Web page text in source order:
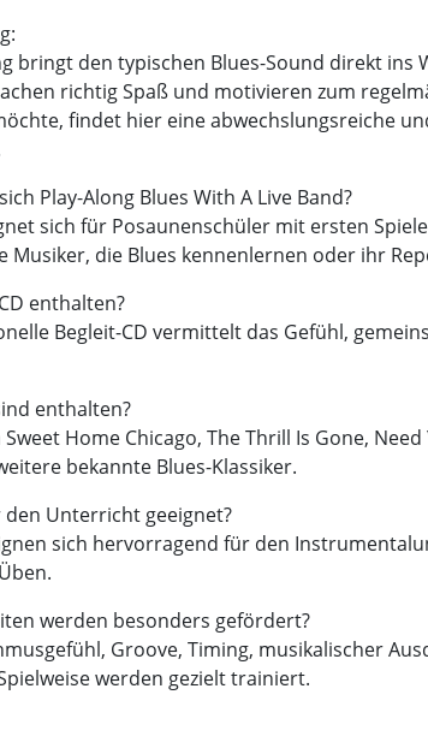
bringt den typischen Blues-Sound direkt ins
richtig Spaß und motivieren zum
findet hier eine abwechslungsreiche
Play-Along Blues With A Live Band?
sich für Posaunenschüler mit ersten
Musiker, die Blues kennenlernen oder ihr
enthalten?
Begleit-CD vermittelt das Gefühl,
enthalten?
Home Chicago, The Thrill Is Gone, Need
bekannte Blues-Klassiker.
den Unterricht geeignet?
sich hervorragend für den
werden besonders gefördert?
Groove, Timing, musikalischer
werden gezielt trainiert.